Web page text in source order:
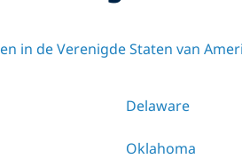
in de Verenigde Staten van
Delaware
Oklahoma